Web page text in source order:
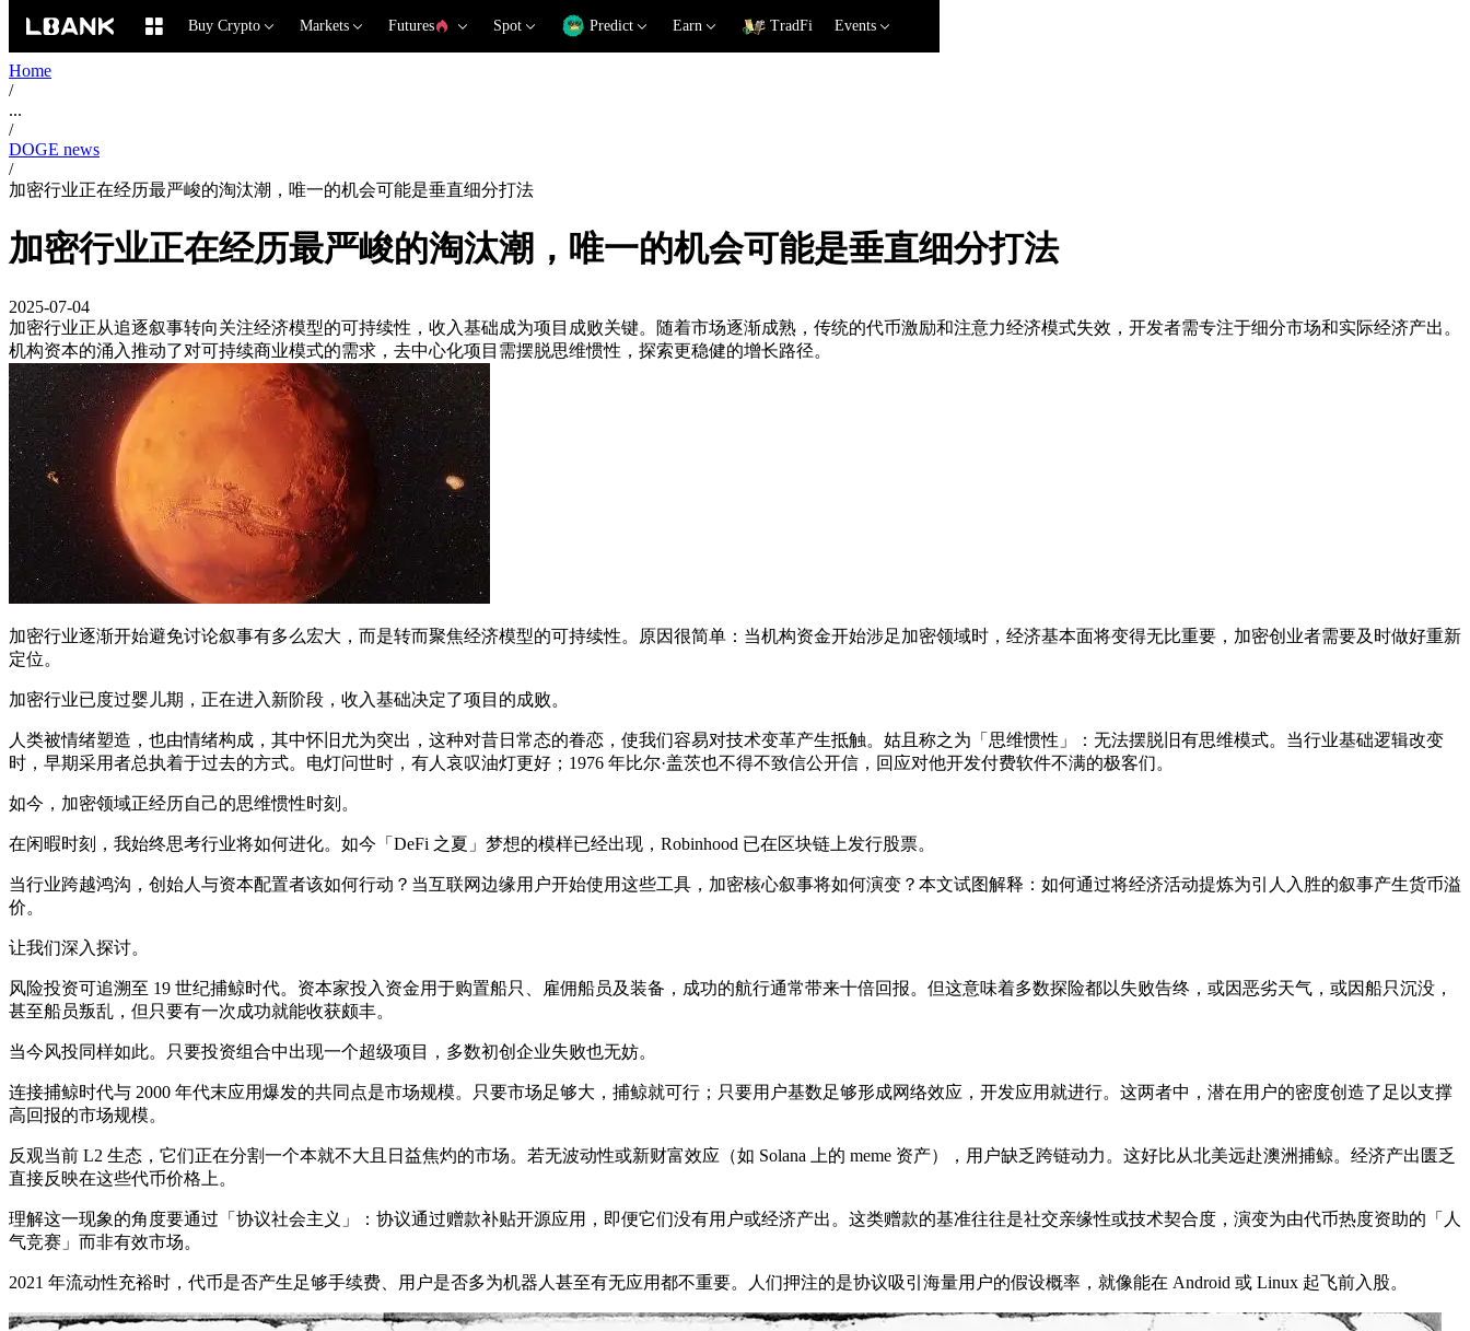
Buy Crypto Markets Futures Spot Predict Earn TradFi Events
Home
/
...
/
DOGE news
/
加密行业正在经历最严峻的淘汰潮，唯一的机会可能是垂直细分打法
加密行业正在经历最严峻的淘汰潮，唯一的机会可能是垂直细分打法
2025-07-04
加密行业正从追逐叙事转向关注经济模型的可持续性，收入基础成为项目成败关键。随着市场逐渐成熟，传统的代币激励和注意力经济模式失效，开发者需专注于细分市场和实际经济产出。
机构资本的涌入推动了对可持续商业模式的需求，去中心化项目需摆脱思维惯性，探索更稳健的增长路径。
加密行业逐渐开始避免讨论叙事有多么宏大，而是转而聚焦经济模型的可持续性。原因很简单：当机构资金开始涉足加密领域时，经济基本面将变得无比重要，加密创业者需要及时做好重新
定位。
加密行业已度过婴儿期，正在进入新阶段，收入基础决定了项目的成败。
人类被情绪塑造，也由情绪构成，其中怀旧尤为突出，这种对昔日常态的眷恋，使我们容易对技术变革产生抵触。姑且称之为「思维惯性」：无法摆脱旧有思维模式。当行业基础逻辑改变
时，早期采用者总执着于过去的方式。电灯问世时，有人哀叹油灯更好；1976 年比尔·盖茨也不得不致信公开信，回应对他开发付费软件不满的极客们。
如今，加密领域正经历自己的思维惯性时刻。
在闲暇时刻，我始终思考行业将如何进化。如今「DeFi 之夏」梦想的模样已经出现，Robinhood 已在区块链上发行股票。
当行业跨越鸿沟，创始人与资本配置者该如何行动？当互联网边缘用户开始使用这些工具，加密核心叙事将如何演变？本文试图解释：如何通过将经济活动提炼为引人入胜的叙事产生货币溢
价。
让我们深入探讨。
风险投资可追溯至 19 世纪捕鲸时代。资本家投入资金用于购置船只、雇佣船员及装备，成功的航行通常带来十倍回报。但这意味着多数探险都以失败告终，或因恶劣天气，或因船只沉没，
甚至船员叛乱，但只要有一次成功就能收获颇丰。
当今风投同样如此。只要投资组合中出现一个超级项目，多数初创企业失败也无妨。
连接捕鲸时代与 2000 年代末应用爆发的共同点是市场规模。只要市场足够大，捕鲸就可行；只要用户基数足够形成网络效应，开发应用就进行。这两者中，潜在用户的密度创造了足以支撑
高回报的市场规模。
反观当前 L2 生态，它们正在分割一个本就不大且日益焦灼的市场。若无波动性或新财富效应（如 Solana 上的 meme 资产），用户缺乏跨链动力。这好比从北美远赴澳洲捕鲸。经济产出匮乏
直接反映在这些代币价格上。
理解这一现象的角度要通过「协议社会主义」：协议通过赠款补贴开源应用，即便它们没有用户或经济产出。这类赠款的基准往往是社交亲缘性或技术契合度，演变为由代币热度资助的「人
气竞赛」而非有效市场。
2021 年流动性充裕时，代币是否产生足够手续费、用户是否多为机器人甚至有无应用都不重要。人们押注的是协议吸引海量用户的假设概率，就像能在 Android 或 Linux 起飞前入股。